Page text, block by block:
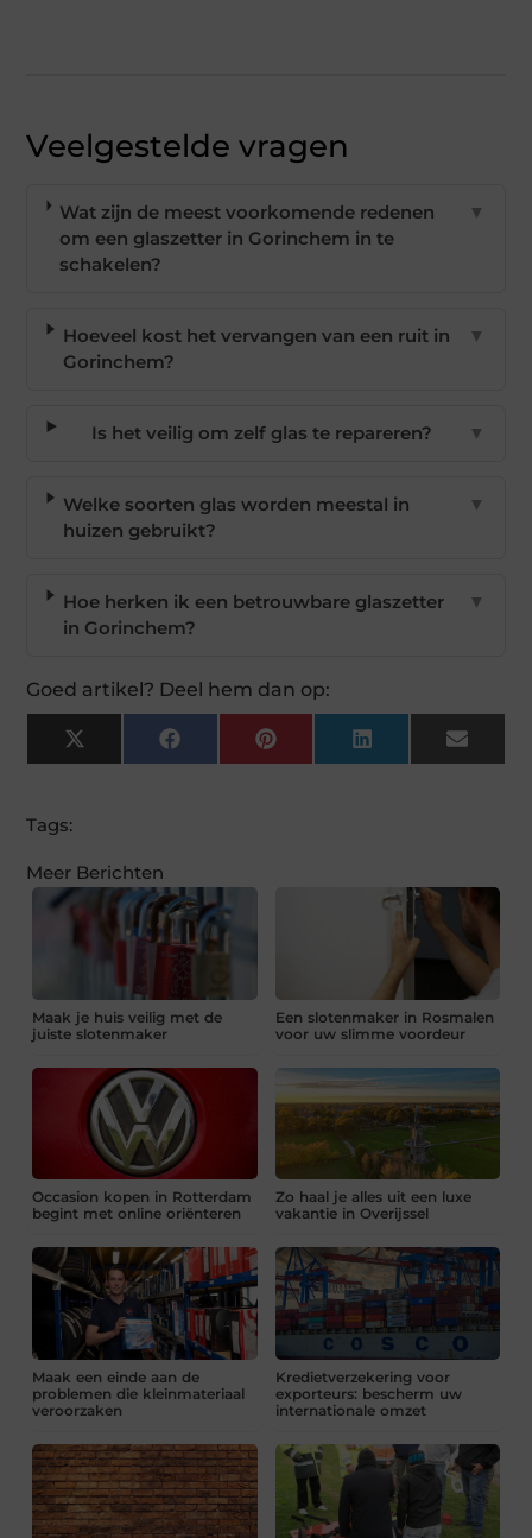
Veelgestelde vragen
Wat zijn de meest voorkomende redenen
om een glaszetter in Gorinchem in te
schakelen?
▼
Hoeveel kost het vervangen van een ruit in
Gorinchem?
▼
Is het veilig om zelf glas te repareren? ▼
Welke soorten glas worden meestal in
huizen gebruikt?
▼
Hoe herken ik een betrouwbare glaszetter
in Gorinchem?
▼
Goed artikel? Deel hem dan op:
X
(Twitter)
FacebookPinterest LinkedIn Email
Tags:
Meer Berichten
Maak je huis veilig met de
juiste slotenmaker
Een slotenmaker in Rosmalen
voor uw slimme voordeur
Occasion kopen in Rotterdam
begint met online oriënteren
Zo haal je alles uit een luxe
vakantie in Overijssel
Maak een einde aan de
problemen die kleinmateriaal
veroorzaken
Kredietverzekering voor
exporteurs: bescherm uw
internationale omzet